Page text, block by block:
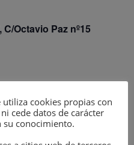
Octavio Paz nº15
la creatividad serán las
cookies propias con
cede datos de carácter
su conocimiento.